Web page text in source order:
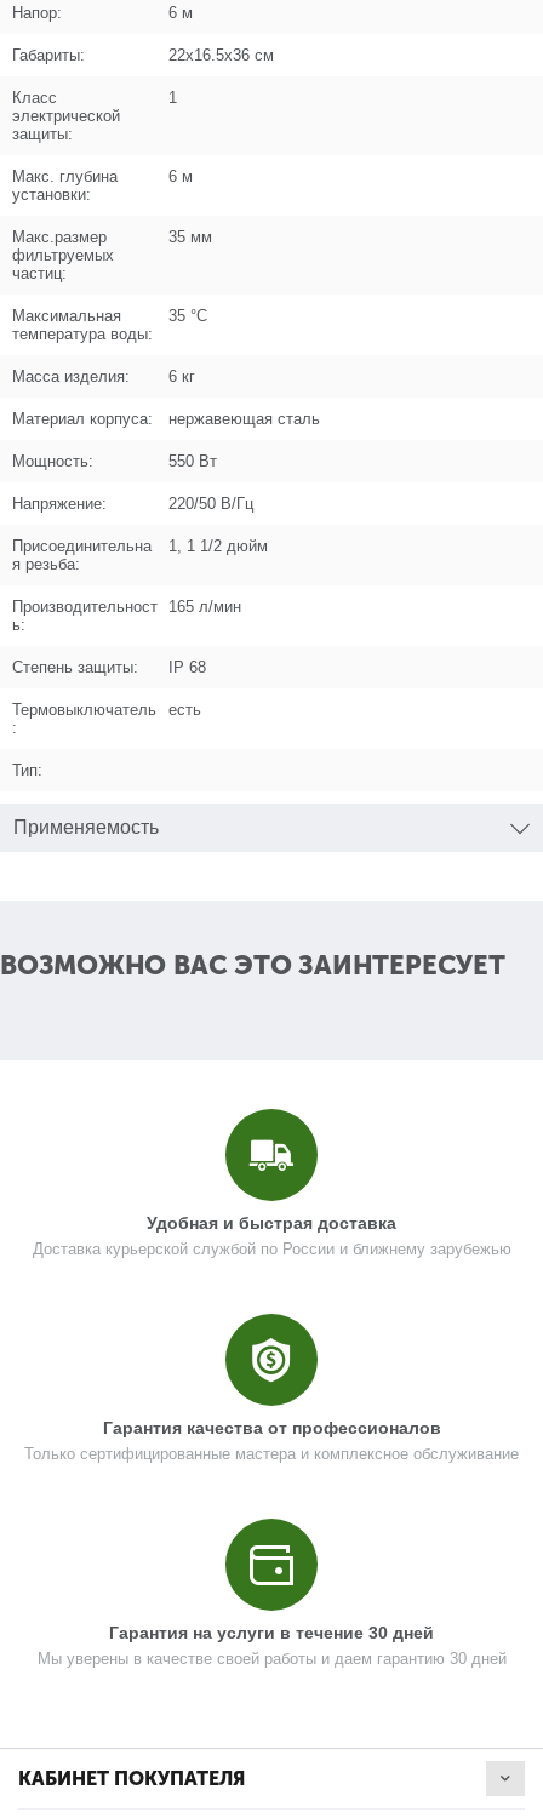
Hапор: 6 м
Габариты: 22x16.5x36 см
Класс
электрической
защиты:
1
Макс. глубина
установки:
6 м
Макс.размер
фильтруемых
частиц:
35 мм
Максимальная
температура воды:
35 °C
Масса изделия: 6 кг
Материал корпуса: нержавеющая сталь
Мощность: 550 Вт
Напряжение: 220/50 В/Гц
Присоединительна
я резьба:
1, 1 1/2 дюйм
Производительност
ь:
165 л/мин
Степень защиты: IP 68
Термовыключатель
:
есть
Тип:
Применяемость
ВОЗМОЖНО ВАС ЭТО ЗАИНТЕРЕСУЕТ
Удобная и быстрая доставка
Доставка курьерской службой по России и ближнему зарубежью
Гарантия качества от профессионалов
Только сертифицированные мастера и комплексное обслуживание
Гарантия на услуги в течение 30 дней
Мы уверены в качестве своей работы и даем гарантию 30 дней
КАБИНЕТ ПОКУПАТЕЛЯ